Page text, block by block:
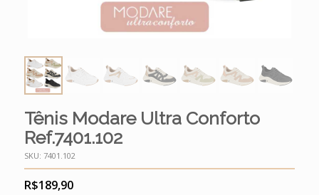
Tênis Modare Ultra Conforto
Ref.7401.102
SKU: 7401.102
R$189,90